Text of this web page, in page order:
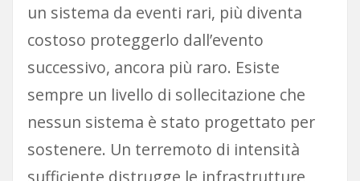
un sistema da eventi rari, più diventa
costoso proteggerlo dall’evento
successivo, ancora più raro. Esiste
sempre un livello di sollecitazione che
nessun sistema è stato progettato per
sostenere. Un terremoto di intensità
sufficiente distrugge le infrastrutture